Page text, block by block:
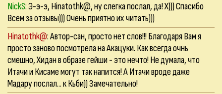
NickS: Э-э-э, Hinatothk@, ну слегка послал, да! Х))) Спасибо
Всем за отзывы))) Очень приятно их читать)))
Hinatothk@: Автор-сан, просто нет слов!!! Благодаря Вам я
просто заново посмотрела на Акацуки. Как всегда очнь
смешно, Хидан в образе гейши - это нечто! Не думала, что
Итачи и Кисаме могут так напится! А Итачи вроде даже
Мадару послал... к Кьби)) Замечательно!